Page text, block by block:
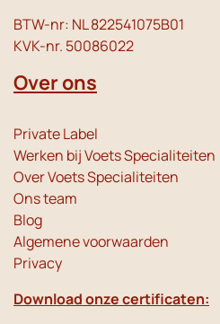
BTW-nr: NL 822541075B01
KVK-nr. 50086022
Over ons
Private Label
Werken bij Voets Specialiteiten
Over Voets Specialiteiten
Ons team
Blog
Algemene voorwaarden
Privacy
Download onze certificaten: